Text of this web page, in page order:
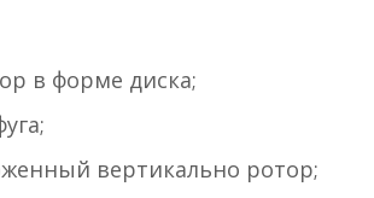
в форме диска;
вертикально ротор;